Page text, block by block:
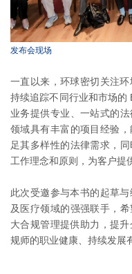
发布会现场
一直以来，环球密切关注
持续追踪不同行业和市场的
业务提供专业、一站式的
领域具有丰富的项目经验
足其多样性的法律需求，
工作理念和原则，为客户提
此次受邀参与本书的起草
及医疗领域的强强联手，
大合规管理提供助力，提
规师的职业健康、持续发展